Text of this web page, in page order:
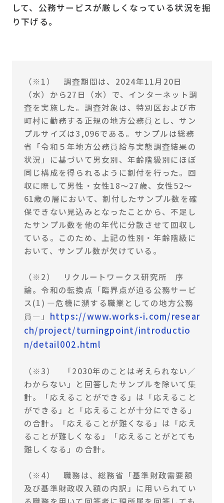
して、公務サービスが厳しくなっている状況を掘
り下げる。
（※1） 調査期間は、2024年11月20日
（水）から27日（水）で、インターネット調
査を実施した。調査対象は、特別区および市
町村に勤務する正規の地方公務員とし、サン
プルサイズは3,096である。サンプルは総務
省「令和５年地方公務員給与実態調査結果の
状況」に基づいて男女別、年齢階級別にほぼ
同じ構成を得られるように割付を行った。回
収に際して男性・女性18～27歳、女性52～
61歳の層において、割付したサンプル数を確
保できない見込みとなったことから、不足し
たサンプル数を他の年代に分散させて回収し
ている。このため、上記の性別・年齢階級に
おいて、サンプル数が欠けている。
（※2） リクルートワークス研究所 序
論。令和の転換点「臨界点が迫る公務サービ
ス(1) ―危機に瀕する職業としての地方公務
員―」 https://www.works-i.com/resear
ch/project/turningpoint/introductio
n/detail002.html
（※3） 「2030年のことは考えられない／
わからない」と回答したサンプルを除いて集
計。「応えることができる」は「応えること
ができる」と「応えることが十分にできる」
の合計。「応えることが難くなる」は「応え
ることが難しくなる」「応えることがとても
難しくなる」の合計。
（※4） 職務は、総務省「基準財政需要額
及び基準財政収入額の内訳」に用いられてい